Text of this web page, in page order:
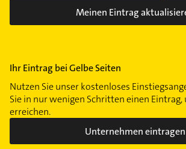
Meinen Eintrag
Ihr Eintrag bei Gelbe Seiten
Nutzen Sie unser kostenloses
Sie in nur wenigen Schritten einen
erreichen.
Unternehmen eintragen